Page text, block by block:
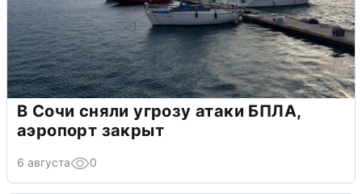
В Сочи сняли угрозу атаки БПЛА,
аэропорт закрыт
6 августа 0